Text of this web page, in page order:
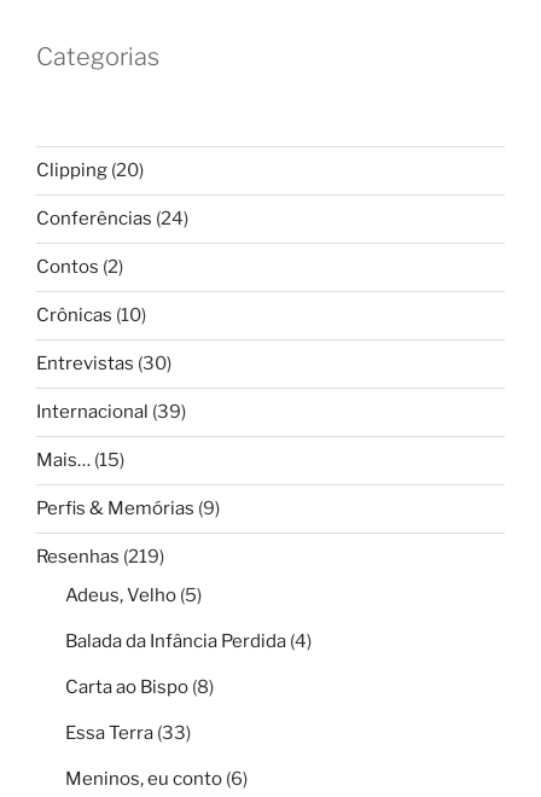
Categorias
Clipping (20)
Conferências (24)
Contos (2)
Crônicas (10)
Entrevistas (30)
Internacional (39)
Mais… (15)
Perfis & Memórias (9)
Resenhas (219)
Adeus, Velho (5)
Balada da Infância Perdida (4)
Carta ao Bispo (8)
Essa Terra (33)
Meninos, eu conto (6)